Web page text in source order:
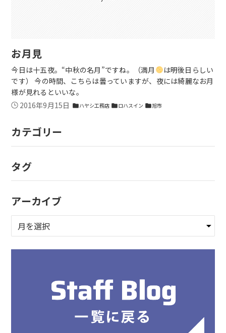
お月見
今日は十五夜。“中秋の名月”ですね。（満月
は明後日らしい
です） 今の時間、こちらは曇っていますが、夜には綺麗なお月
様が見れるといいな。
2016年9月15日 folderハヤシ工務店 folderロハスイン folder旭市
カテゴリー
タグ
アーカイブ